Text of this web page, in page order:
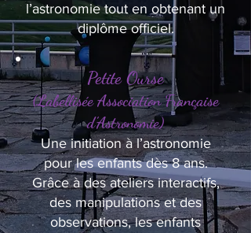
l’astronomie tout en obtenant un
diplôme officiel.
Petite Ourse
(Labellisée Association Française
d’Astronomie)
Une initiation à l’astronomie
pour les enfants dès 8 ans.
Grâce à des ateliers interactifs,
des manipulations et des
observations, les enfants